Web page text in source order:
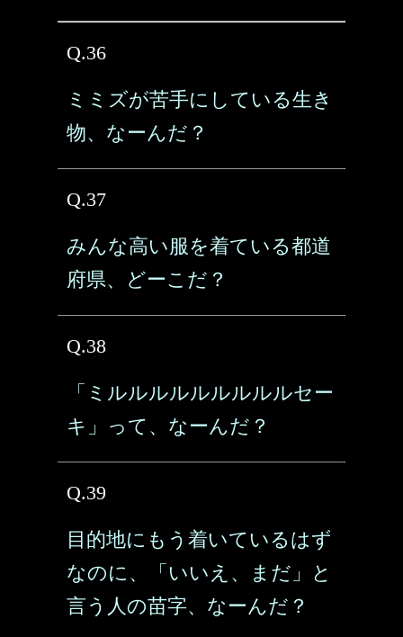
Q.36
ミミズが苦手にしている生き
物、なーんだ？
Q.37
みんな高い服を着ている都道
府県、どーこだ？
Q.38
「ミルルルルルルルルルセー
キ」って、なーんだ？
Q.39
目的地にもう着いているはず
なのに、「いいえ、まだ」と
言う人の苗字、なーんだ？